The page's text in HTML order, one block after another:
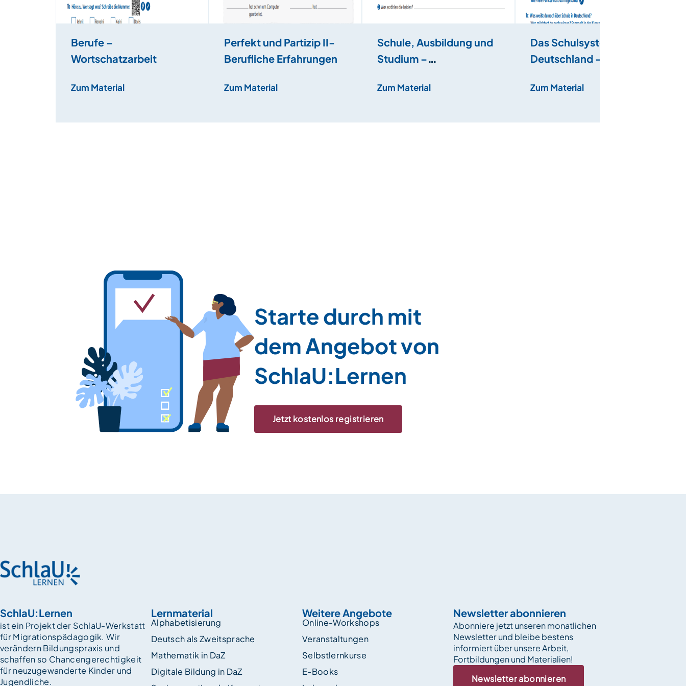
Berufe –
Wortschatzarbeit
Zum Material
Perfekt und Partizip II-
Berufliche Erfahrungen
Zum Material
Schule, Ausbildung und
Studium –
Zum Material
Das Schulsystem in
Deutschland – „Was ist
Zum Material
Starte durch mit
dem Angebot von
SchlaU:Lernen
Jetzt kostenlos registrieren
SchlaU:Lernen
ist ein Projekt der SchlaU-Werkstatt
für Migrationspädagogik. Wir
verändern Bildungspraxis und
schaffen so Chancen­gerechtigkeit
für neuzugewanderte Kinder und
Jugendliche.
Lernmaterial
Alphabetisierung
Deutsch als Zweitsprache
Mathematik in DaZ
Digitale Bildung in DaZ
Weitere Angebote
Online-Workshops
Veranstaltungen
Selbstlernkurse
E-Books
Newsletter abonnieren
Abonniere jetzt unseren monatlichen
Newsletter und bleibe bestens
informiert über unsere Arbeit,
Fortbildungen und Materialien!
Newsletter abonnieren